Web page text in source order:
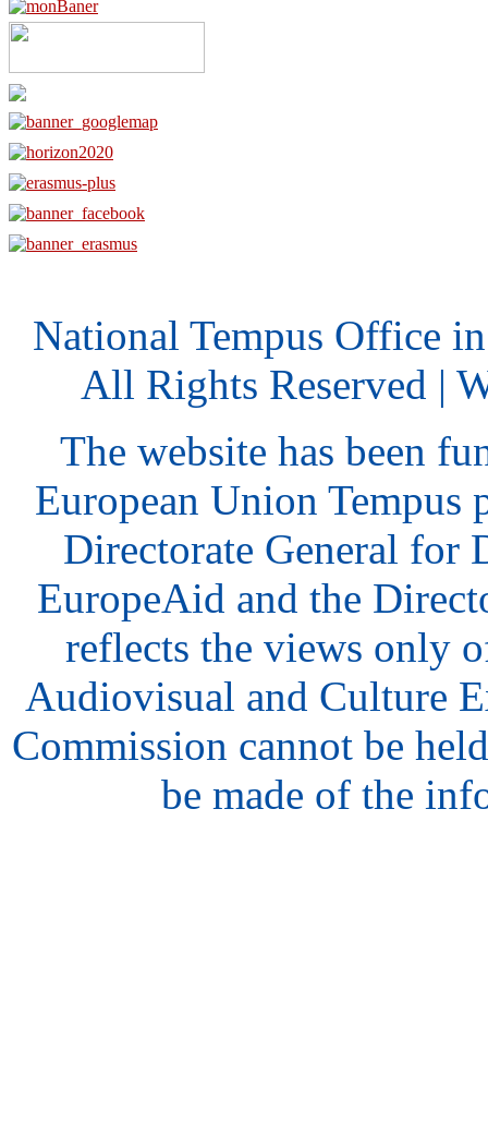
National Tempus Office
All Rights Reserved |
The website has been
European Union Tempus
Directorate General for
EuropeAid and the
reflects the views only
Audiovisual and Culture
Commission cannot be
be made of the